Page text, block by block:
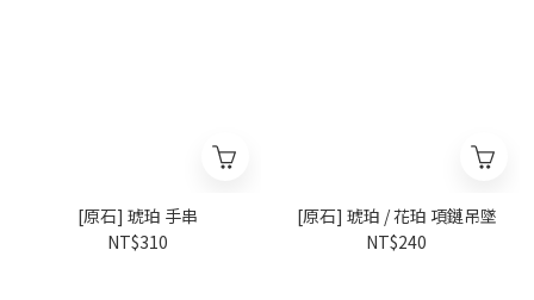
[原石] 琥珀 手串
NT$310
[原石] 琥珀 / 花珀 項鏈吊墜
NT$240